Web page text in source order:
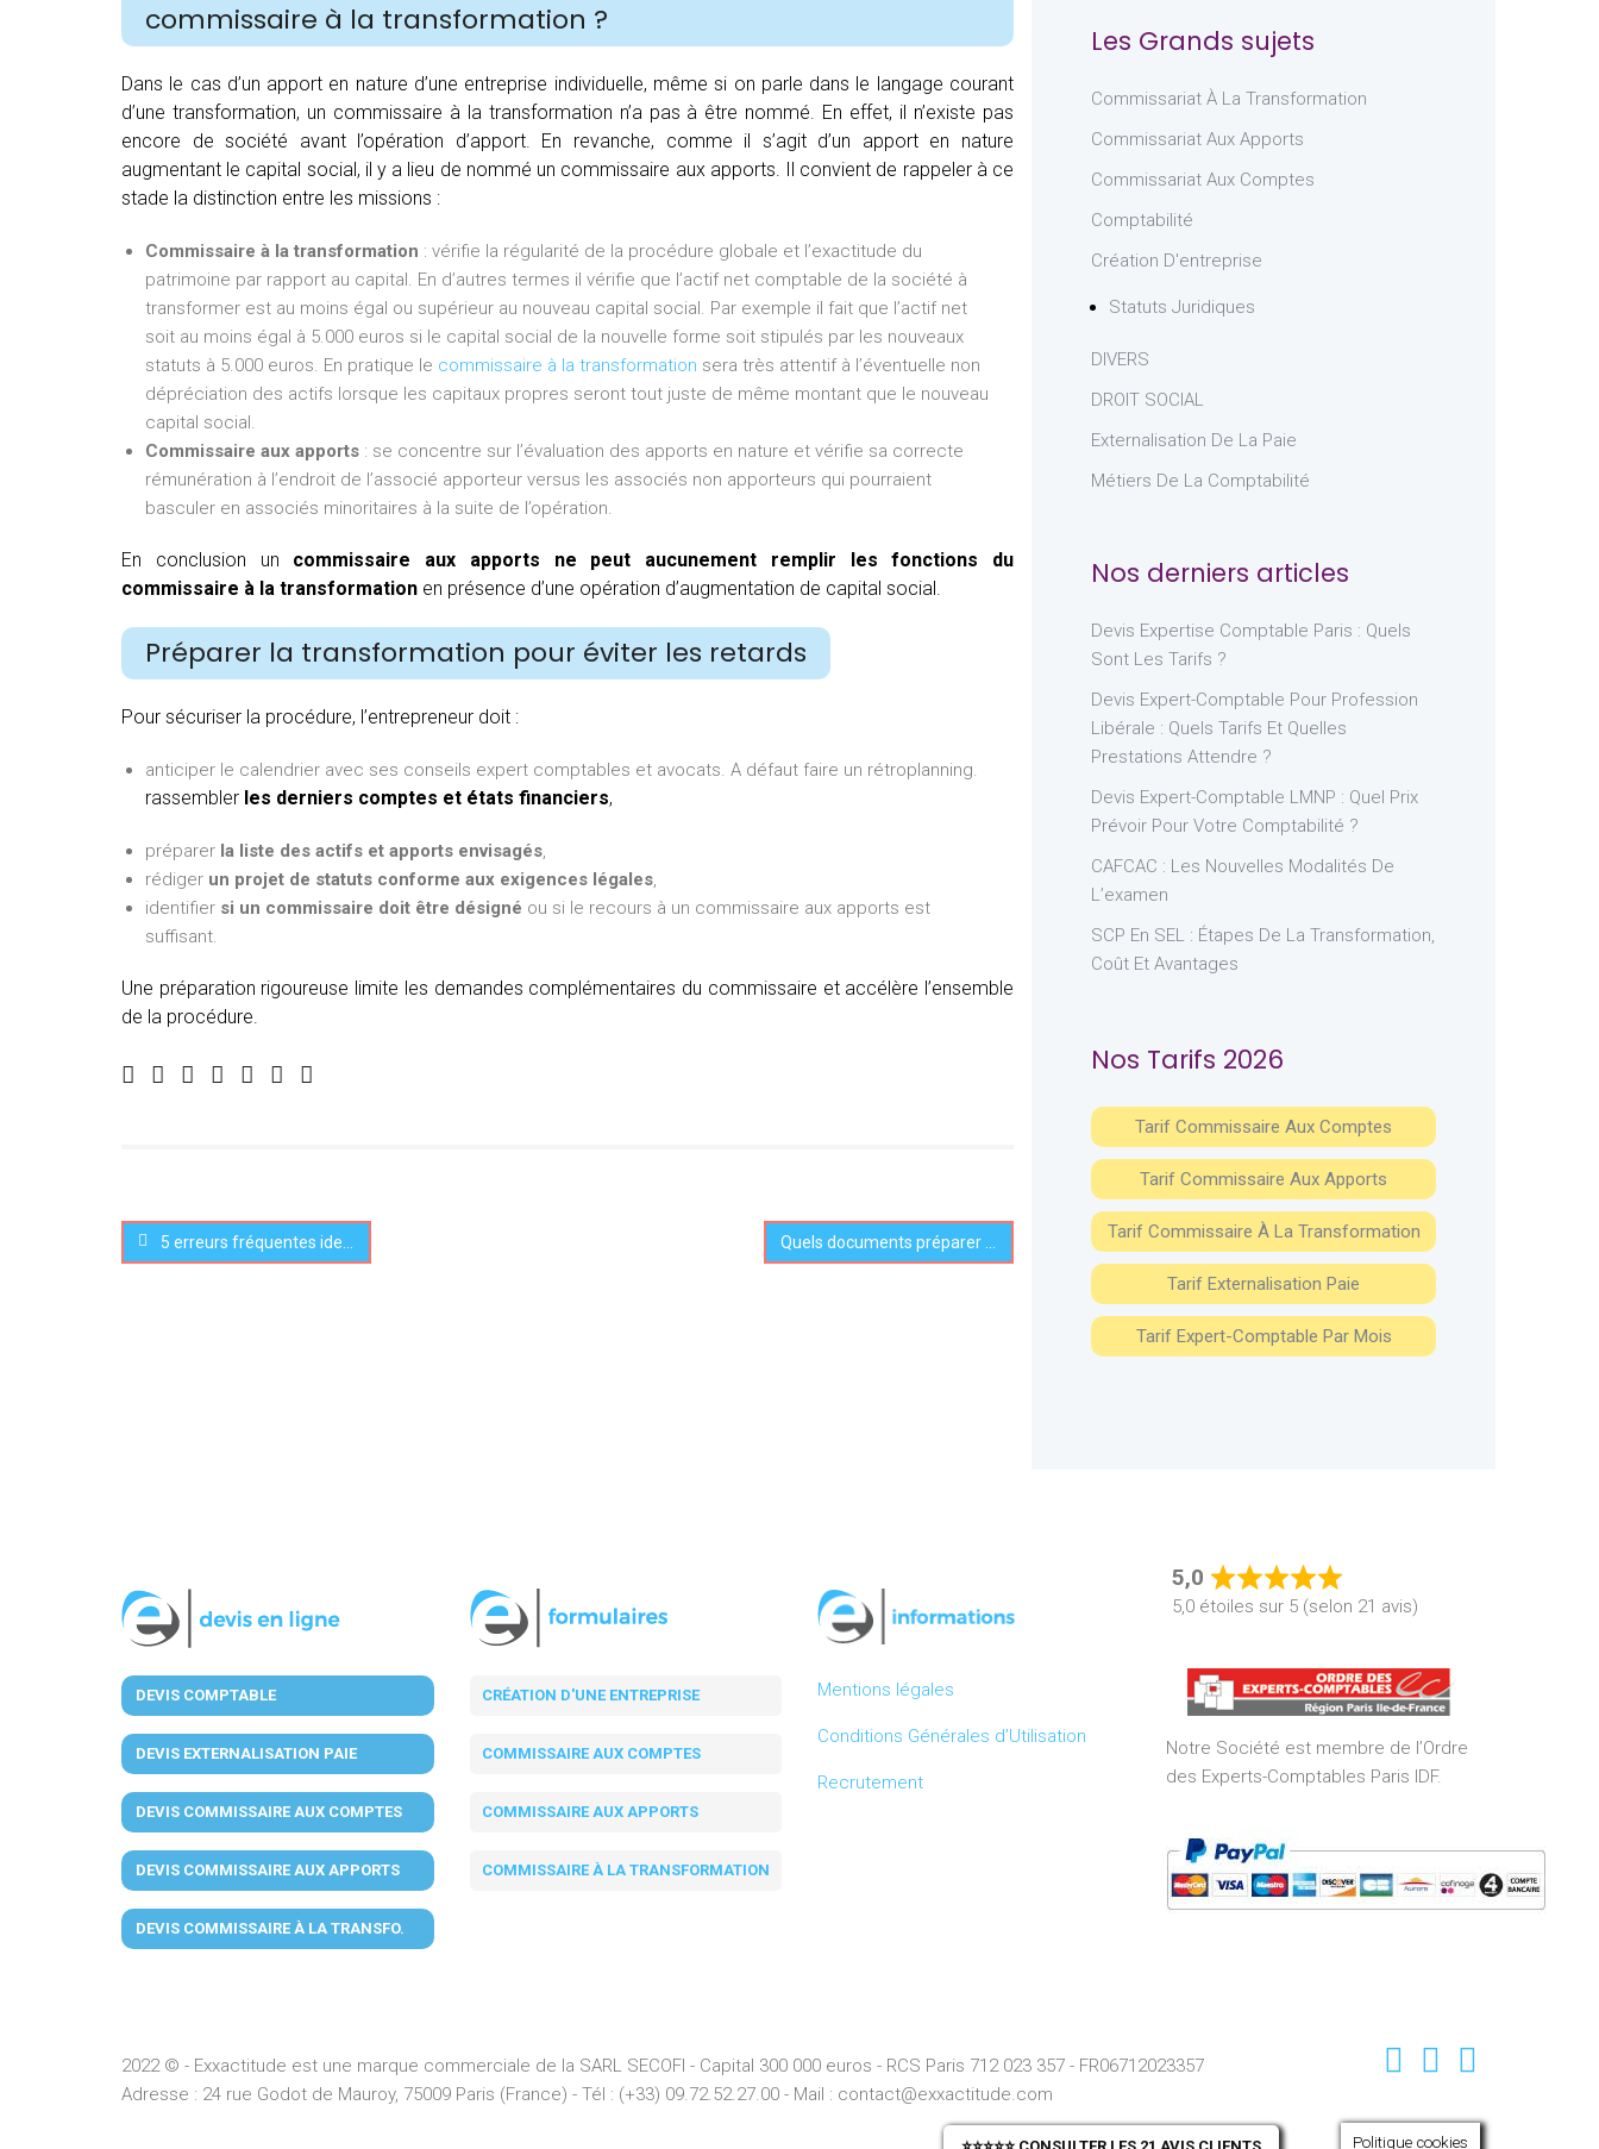
commissaire à la transformation ?
Dans le cas d’un apport en nature d’une entreprise individuelle, même si on parle dans le langage courant
d’une transformation, un commissaire à la transformation n’a pas à être nommé. En effet, il n’existe pas
encore de société avant l’opération d’apport. En revanche, comme il s’agit d’un apport en nature
augmentant le capital social, il y a lieu de nommé un commissaire aux apports. Il convient de rappeler à ce
stade la distinction entre les missions :
Commissaire à la transformation : vérifie la régularité de la procédure globale et l’exactitude du
patrimoine par rapport au capital. En d’autres termes il vérifie que l’actif net comptable de la société à
transformer est au moins égal ou supérieur au nouveau capital social. Par exemple il fait que l’actif net
soit au moins égal à 5.000 euros si le capital social de la nouvelle forme soit stipulés par les nouveaux
statuts à 5.000 euros. En pratique le commissaire à la transformation sera très attentif à l’éventuelle non
dépréciation des actifs lorsque les capitaux propres seront tout juste de même montant que le nouveau
capital social.
Commissaire aux apports : se concentre sur l’évaluation des apports en nature et vérifie sa correcte
rémunération à l’endroit de l’associé apporteur versus les associés non apporteurs qui pourraient
basculer en associés minoritaires à la suite de l’opération.
En conclusion un commissaire aux apports ne peut aucunement remplir les fonctions du
commissaire à la transformation en présence d’une opération d’augmentation de capital social.
Préparer la transformation pour éviter les retards
Pour sécuriser la procédure, l’entrepreneur doit :
anticiper le calendrier avec ses conseils expert comptables et avocats. A défaut faire un rétroplanning.
rassembler les derniers comptes et états financiers,
préparer la liste des actifs et apports envisagés,
rédiger un projet de statuts conforme aux exigences légales,
identifier si un commissaire doit être désigné ou si le recours à un commissaire aux apports est
suffisant.
Une préparation rigoureuse limite les demandes complémentaires du commissaire et accélère l’ensemble
de la procédure.
5 erreurs fréquentes identifiées par le commissaire aux comptes
Les Grands sujets
Commissariat À La Transformation
Commissariat Aux Apports
Commissariat Aux Comptes
Comptabilité
Création D'entreprise
Statuts Juridiques
DIVERS
DROIT SOCIAL
Externalisation De La Paie
Métiers De La Comptabilité
Nos derniers articles
Devis Expertise Comptable Paris : Quels
Sont Les Tarifs ?
Devis Expert-Comptable Pour Profession
Libérale : Quels Tarifs Et Quelles
Prestations Attendre ?
Devis Expert-Comptable LMNP : Quel Prix
Prévoir Pour Votre Comptabilité ?
CAFCAC : Les Nouvelles Modalités De
L’examen
SCP En SEL : Étapes De La Transformation,
Coût Et Avantages
Nos Tarifs 2026
Tarif Commissaire Aux Comptes
Tarif Commissaire Aux Apports
Tarif Commissaire À La Transformation
Tarif Externalisation Paie
Tarif Expert-Comptable Par Mois
DEVIS COMPTABLE
DEVIS EXTERNALISATION PAIE
DEVIS COMMISSAIRE AUX COMPTES
DEVIS COMMISSAIRE AUX APPORTS
DEVIS COMMISSAIRE À LA TRANSFO.
CRÉATION D'UNE ENTREPRISE
COMMISSAIRE AUX COMPTES
COMMISSAIRE AUX APPORTS
COMMISSAIRE À LA TRANSFORMATION
Mentions légales
Conditions Générales d’Utilisation
Recrutement
5,0
Rated
5,0
5
5,0 étoiles sur 5 (selon 21 avis)
Notre Société est membre de l’Ordre
des Experts-Comptables Paris IDF.
2022 © - Exxactitude est une marque commerciale de la SARL SECOFI - Capital 300 000 euros - RCS Paris 712 023 357 - FR06712023357
Adresse : 24 rue Godot de Mauroy, 75009 Paris (France) - Tél : (+33) 09.72.52.27.00 - Mail : contact@exxactitude.com
Politique cookies